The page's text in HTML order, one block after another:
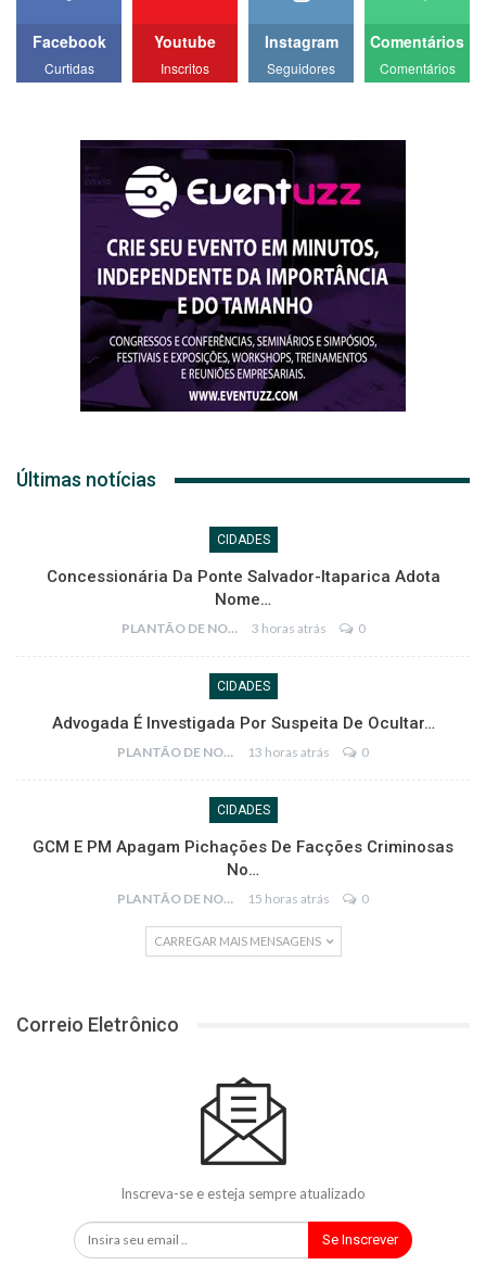
Facebook
Curtidas
Youtube
Inscritos
Instagram
Seguidores
Comentários
Comentários
Últimas notícias
CIDADES
Concessionária Da Ponte Salvador-Itaparica Adota
Nome…
PLANTÃO DE NOTÍCIAS 3 horas atrás 0
CIDADES
Advogada É Investigada Por Suspeita De Ocultar…
PLANTÃO DE NOTÍCIAS 13 horas atrás 0
CIDADES
GCM E PM Apagam Pichações De Facções Criminosas
No…
PLANTÃO DE NOTÍCIAS 15 horas atrás 0
CARREGAR MAIS MENSAGENS
Correio Eletrônico
Inscreva-se e esteja sempre atualizado
Se Inscrever